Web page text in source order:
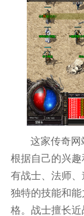
这家传奇网
根据自己的兴
有战士、法师
独特的技能和
格。战士擅长